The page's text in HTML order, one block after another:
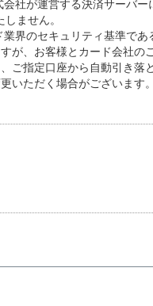
社が運営する決済サーバ
ません。
界のセキュリティ基準で
が、お客様とカード会社
ご指定口座から自動引き落
いただく場合がございます